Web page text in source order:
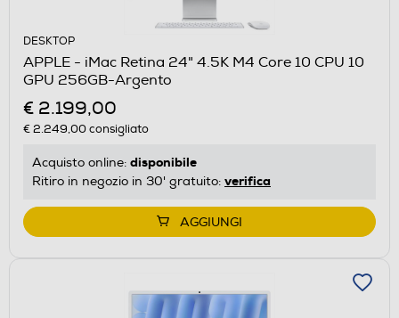
DESKTOP
APPLE - iMac Retina 24" 4.5K M4 Core 10 CPU 10
GPU 256GB-Argento
€ 2.199,00
€ 2.249,00consigliato
Acquisto online: disponibile
Ritiro in negozio in 30' gratuito: verifica
AGGIUNGI